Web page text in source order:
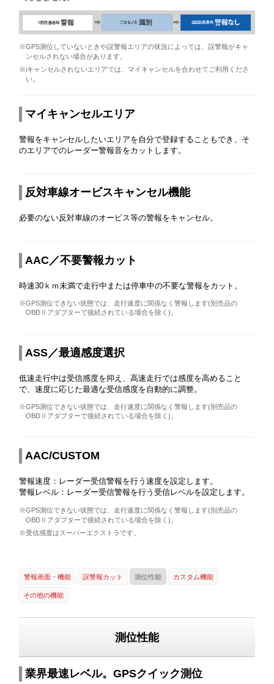
※GPS測位していないときや誤警報エリアの状況によっては、誤警報がキャ
ンセルされない場合があります。
※iキャンセルされないエリアでは、マイキャンセルを合わせてご利用くださ
い。
マイキャンセルエリア
警報をキャンセルしたいエリアを自分で登録することもでき、そ
のエリアでのレーダー警報音をカットします。
反対車線オービスキャンセル機能
必要のない反対車線のオービス等の警報をキャンセル。
AAC／不要警報カット
時速30ｋｍ未満で走行中または停車中の不要な警報をカット。
※GPS測位できない状態では、走行速度に関係なく警報します(別売品の
OBDⅡアダプターで接続されている場合を除く)。
ASS／最適感度選択
低速走行中は受信感度を抑え、高速走行では感度を高めること
で、速度に応じた最適な受信感度を自動的に調整。
※GPS測位できない状態では、走行速度に関係なく警報します(別売品の
OBDⅡアダプターで接続されている場合を除く)。
AAC/CUSTOM
警報速度：レーダー受信警報を行う速度を設定します。
警報レベル：レーダー受信警報を行う受信レベルを設定します。
※GPS測位できない状態では、走行速度に関係なく警報します(別売品の
OBDⅡアダプターで接続されている場合を除く)。
※受信感度はスーパーエクストラです。
警報画面・機能 誤警報カット 測位性能 カスタム機能
その他の機能
測位性能
業界最速レベル。GPSクイック測位